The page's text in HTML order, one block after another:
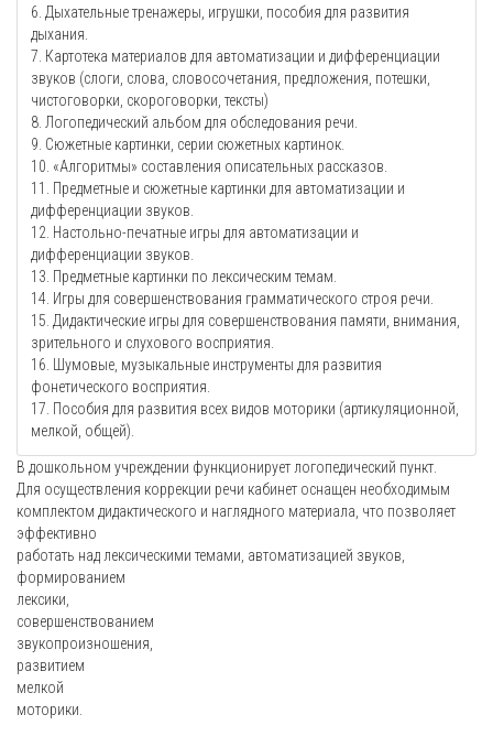
6. Дыхательные тренажеры, игрушки, пособия для развития
дыхания.
7. Картотека материалов для автоматизации и дифференциации
звуков (слоги, слова, словосочетания, предложения, потешки,
чистоговорки, скороговорки, тексты)
8. Логопедический альбом для обследования речи.
9. Сюжетные картинки, серии сюжетных картинок.
10. «Алгоритмы» составления описательных рассказов.
11. Предметные и сюжетные картинки для автоматизации и
дифференциации звуков.
12. Настольно-печатные игры для автоматизации и
дифференциации звуков.
13. Предметные картинки по лексическим темам.
14. Игры для совершенствования грамматического строя речи.
15. Дидактические игры для совершенствования памяти, внимания,
зрительного и слухового восприятия.
16. Шумовые, музыкальные инструменты для развития
фонетического восприятия.
17. Пособия для развития всех видов моторики (артикуляционной,
мелкой, общей).
В дошкольном учреждении функционирует логопедический пункт.
Для осуществления коррекции речи кабинет оснащен необходимым
комплектом дидактического и наглядного материала, что позволяет
эффективно
работать над лексическими темами, автоматизацией звуков,
формированием
лексики,
совершенствованием
звукопроизношения,
развитием
мелкой
моторики.